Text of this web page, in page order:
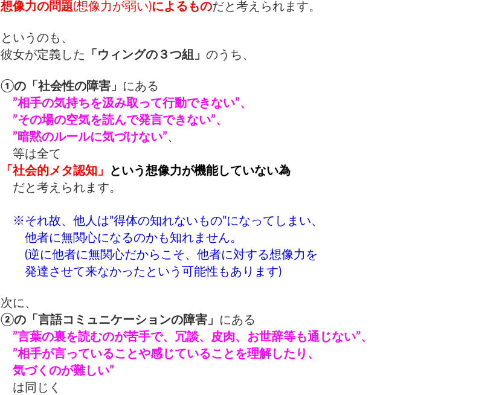
想像力の問題(想像力が弱い)によるものだと考えられます。
というのも、
彼女が定義した
「ウィングの３つ組」のうち、
①の「社会性の障害」 にある
”相手の気持ちを汲み取って行動できない”、
”その場の空気を読んで発言できない”、
”暗黙のルールに気づけない”、
等は全て
「社会的メタ認知」
という想像力が機能していない為
だと考えられます。
※それ故、他人は”得体の知れないもの”になってしまい、
他者に無関心になるのかも知れません。
(逆に他者に無関心だからこそ、他者に対する想像力を
発達させて来なかったという可能性もあります)
次に、
②の「言語コミュニケーションの障害」 にある
”言葉の裏を読むのが苦手で、冗談、皮肉、お世辞等も通じない”、
”相手が言っていることや感じていることを理解したり、
気づくのが難しい”
は同じく